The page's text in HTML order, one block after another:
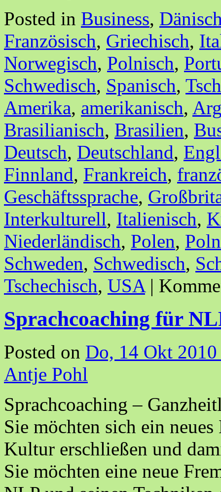
Posted in Business,
Französisch, Griechisch,
Norwegisch, Polnisch,
Schwedisch, Spanisch,
Amerika, amerikanisch,
Brasilianisch, Brasilien,
Deutsch, Deutschland,
Finnland, Frankreich,
Geschäftssprache,
Interkulturell, Italienisch,
Niederländisch, Polen,
Schweden, Schwedisch,
Tschechisch, USA |
Sprachcoaching für
Posted on Do, 14 Okt 2010
Antje Pohl
Sprachcoaching –
Sie möchten sich ein
Kultur erschließen und
Sie möchten eine neue